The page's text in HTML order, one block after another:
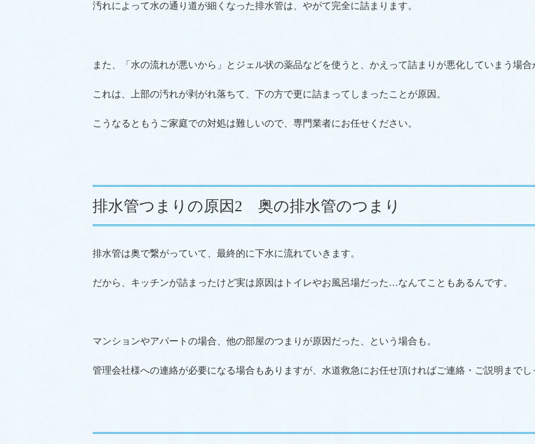
汚れによって水の通り道が細くなった排水管は、やがて完全に詰まります。
また、「水の流れが悪いから」とジェル状の薬品などを使うと、かえって詰まりが悪化していまう場
これは、上部の汚れが剥がれ落ちて、下の方で更に詰まってしまったことが原因。
こうなるともうご家庭での対処は難しいので、専門業者にお任せください。
排水管つまりの原因2 奥の排水管のつまり
排水管は奥で繋がっていて、最終的に下水に流れていきます。
だから、キッチンが詰まったけど実は原因はトイレやお風呂場だった…なんてこともあるんです。
マンションやアパートの場合、他の部屋のつまりが原因だった、という場合も。
管理会社様への連絡が必要になる場合もありますが、水道救急にお任せ頂ければご連絡・ご説明まで